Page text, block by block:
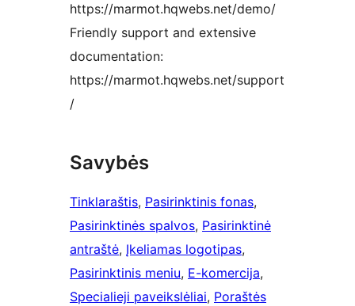
https://marmot.hqwebs.net/demo/
Friendly support and extensive
documentation:
https://marmot.hqwebs.net/support
/
Savybės
Tinklaraštis, Pasirinktinis fonas
Pasirinktinės spalvos, Pasirinktinė
antraštė, Įkeliamas logotipas
Pasirinktinis meniu, E-komercija
Specialieji paveikslėliai, Poraštės